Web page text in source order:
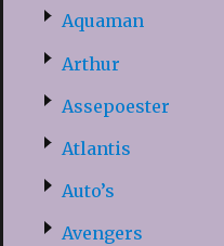
Aquaman
Arthur
Assepoester
Atlantis
Auto’s
Avengers